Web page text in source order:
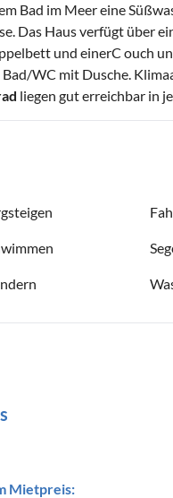
Bad im Meer eine
Das Haus verfügt über
und einerC ouch
WC mit Dusche.
liegen gut erreichbar in
Mietpreis: